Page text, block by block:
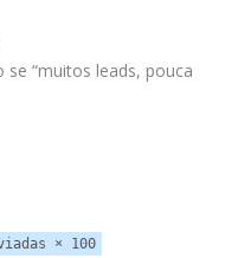
“muitos leads, pouca
× 100